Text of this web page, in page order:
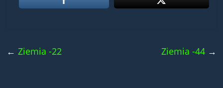
← Ziemia -22 Ziemia -44 →